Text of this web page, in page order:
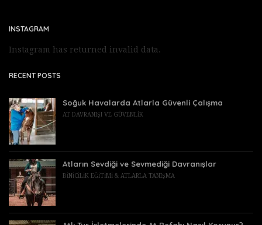
INSTAGRAM
Instagram has returned invalid data.
RECENT POSTS
Soğuk Havalarda Atlarla Güvenli Çalışma
AT DAVRANIŞI VE GÜVENLIK
Atların Sevdiği ve Sevmediği Davranışlar
BINICILIK EĞITIMI & ATLARLA TANIŞMA